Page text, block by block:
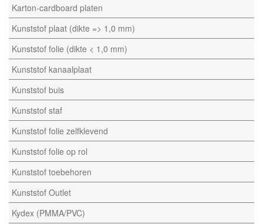
Karton-cardboard platen
Kunststof plaat (dikte => 1,0 mm)
Kunststof folie (dikte < 1,0 mm)
Kunststof kanaalplaat
Kunststof buis
Kunststof staf
Kunststof folie zelfklevend
Kunststof folie op rol
Kunststof toebehoren
Kunststof Outlet
Kydex (PMMA/PVC)